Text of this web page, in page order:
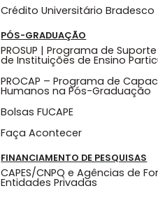
Crédito Universitário Bradesco
PÓS-GRADUAÇÃO
PROSUP | Programa de
de Instituições de Ensino
PROCAP – Programa de
Humanos na Pós-Graduação
Bolsas FUCAPE
Faça Acontecer
FINANCIAMENTO DE PESQUISAS
CAPES/CNPQ e Agências de
Entidades Privadas